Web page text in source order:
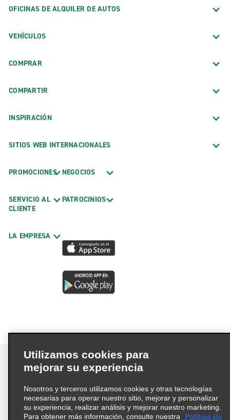
OFICINAS DE ALQUILER DE AUTOS
VEHÍCULOS
COMPRAR
COMPARTIR
INSPIRACIÓN
SITIOS WEB INTERNACIONALES
PROMOCIONES
SERVICIO AL
CLIENTE
LA EMPRESA
NEGOCIOS
PATROCINIOS
Términos de uso
Política de privacidad
Política de cookies
Utilizamos cookies para
mejorar su experiencia
Nosotros y terceros utilizamos cookies y otras tecnologías
necesarias para operar nuestro sitio, mejorar y personalizar
su experiencia, realizar análisis y mejorar nuestro marketing.
Para obtener más información, consulte nuestra
Política de